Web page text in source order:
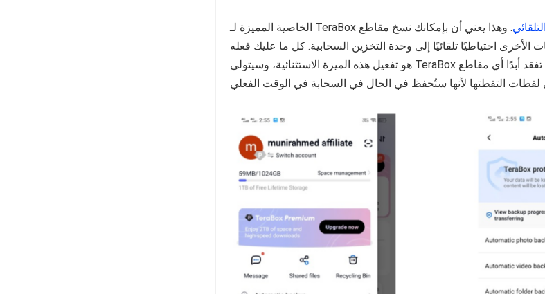
. وهذا يعني أن بإمكانك نسخ مقاطع
الأخرى احتياطيًا تلقائيًا إلى وحدة التخزين السحابية. كل ما عليك فعله
هو تفعيل هذه الميزة الاستثنائية، وسيتولى TeraBox البقية. وبالطبع لن تفقد أبدًا أي مقاطع